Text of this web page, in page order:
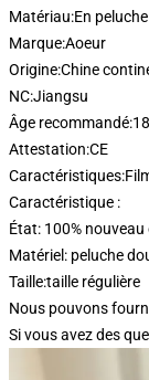
Matériau:En peluche
Marque:Aoeur
Origine:Chine
NC:Jiangsu
Âge recommandé:
Attestation:CE
Caractéristiques:
Caractéristique :
État: 100%
Matériel: peluche
Taille:taille régulière
Nous pouvons
Si vous avez des